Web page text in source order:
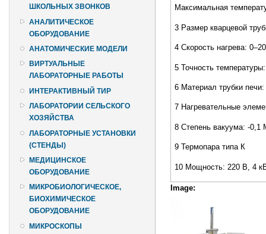
ШКОЛЬНЫХ ЗВОНКОВ
АНАЛИТИЧЕСКОЕ
ОБОРУДОВАНИЕ
АНАТОМИЧЕСКИЕ МОДЕЛИ
ВИРТУАЛЬНЫЕ
ЛАБОРАТОРНЫЕ РАБОТЫ
ИНТЕРАКТИВНЫЙ ТИР
ЛАБОРАТОРИИ СЕЛЬСКОГО
ХОЗЯЙСТВА
ЛАБОРАТОРНЫЕ УСТАНОВКИ
(СТЕНДЫ)
МЕДИЦИНСКОЕ
ОБОРУДОВАНИЕ
МИКРОБИОЛОГИЧЕСКОЕ,
БИОХИМИЧЕСКОЕ
ОБОРУДОВАНИЕ
МИКРОСКОПЫ
Максимальная
3 Размер кварцевой
4 Скорость нагрева:
5 Точность
6 Материал трубки печи:
7 Нагревательные
8 Степень вакуума: -0,1
9 Термопара типа К
10 Мощность: 220 В, 4
Image: